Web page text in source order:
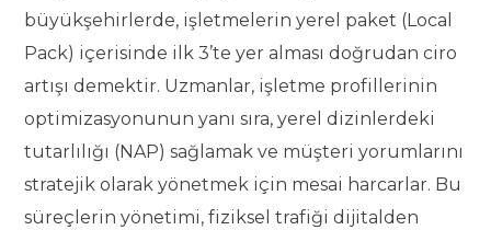
büyükşehirlerde, işletmelerin yerel paket (Local
Pack) içerisinde ilk 3’te yer alması doğrudan ciro
artışı demektir. Uzmanlar, işletme profillerinin
optimizasyonunun yanı sıra, yerel dizinlerdeki
tutarlılığı (NAP) sağlamak ve müşteri yorumlarını
stratejik olarak yönetmek için mesai harcarlar. Bu
süreçlerin yönetimi, fiziksel trafiği dijitalden